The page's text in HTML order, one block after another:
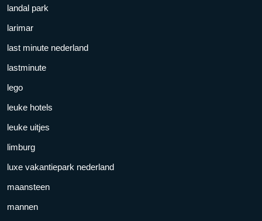
landal park
larimar
last minute nederland
lastminute
lego
leuke hotels
leuke uitjes
limburg
luxe vakantiepark nederland
maansteen
mannen